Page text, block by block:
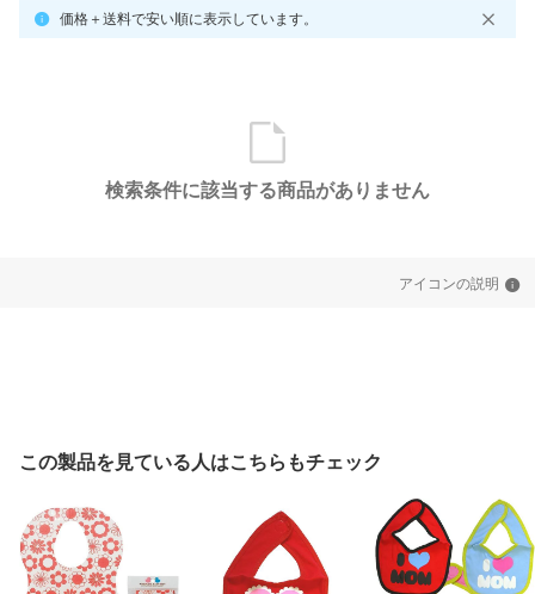
価格＋送料で安い順に表示しています。
検索条件に該当する商品がありません
アイコンの説明
この製品を見ている人はこちらもチェック